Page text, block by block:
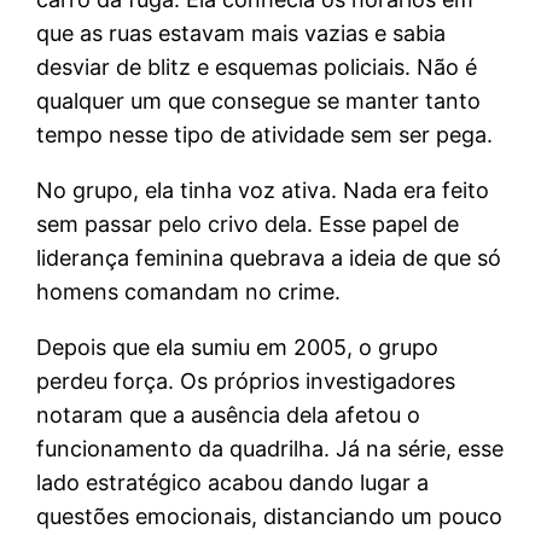
que as ruas estavam mais vazias e sabia
desviar de blitz e esquemas policiais. Não é
qualquer um que consegue se manter tanto
tempo nesse tipo de atividade sem ser pega.
No grupo, ela tinha voz ativa. Nada era feito
sem passar pelo crivo dela. Esse papel de
liderança feminina quebrava a ideia de que só
homens comandam no crime.
Depois que ela sumiu em 2005, o grupo
perdeu força. Os próprios investigadores
notaram que a ausência dela afetou o
funcionamento da quadrilha. Já na série, esse
lado estratégico acabou dando lugar a
questões emocionais, distanciando um pouco